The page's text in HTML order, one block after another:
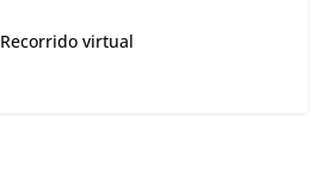
Recorrido virtual